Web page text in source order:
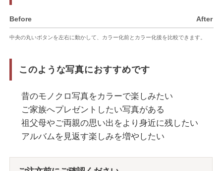
Before After
‹›
中央の丸いボタンを左右に動かして、カラー化前とカラー化後を比較できます。
このような写真におすすめです
昔のモノクロ写真をカラーで楽しみたい
ご家族へプレゼントしたい写真がある
祖父母やご両親の思い出をより身近に残したい
アルバムを見返す楽しみを増やしたい